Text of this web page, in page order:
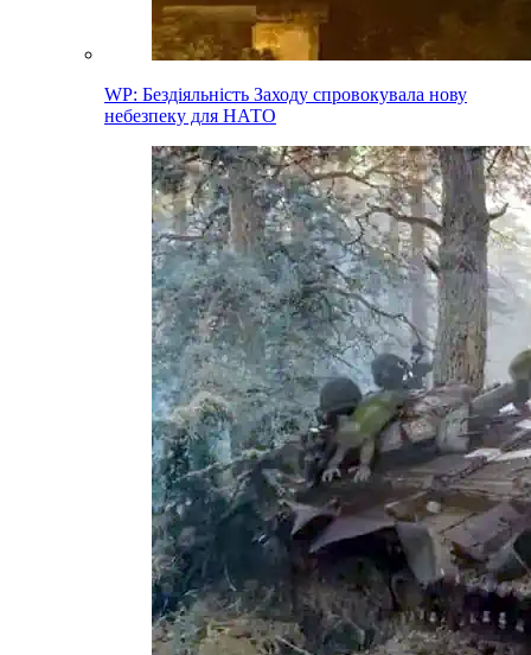
WP: Бездіяльність Заходу спровокувала нову
небезпеку для НАТО